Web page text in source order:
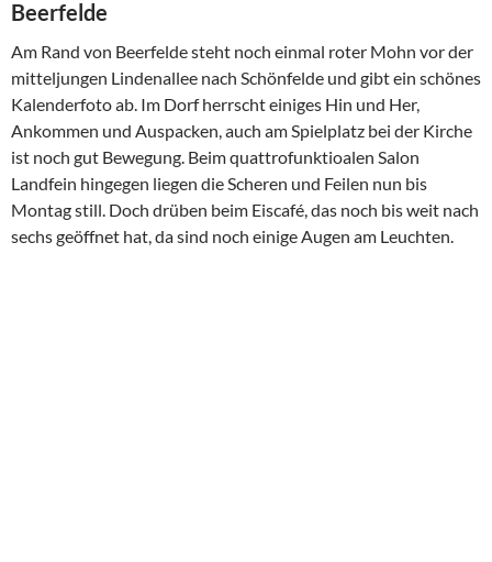
Beerfelde
Am Rand von Beerfelde steht noch einmal roter Mohn vor der
mitteljungen Lindenallee nach Schönfelde und gibt ein schönes
Kalenderfoto ab. Im Dorf herrscht einiges Hin und Her,
Ankommen und Auspacken, auch am Spielplatz bei der Kirche
ist noch gut Bewegung. Beim quattrofunktioalen Salon
Landfein hingegen liegen die Scheren und Feilen nun bis
Montag still. Doch drüben beim Eiscafé, das noch bis weit nach
sechs geöffnet hat, da sind noch einige Augen am Leuchten.